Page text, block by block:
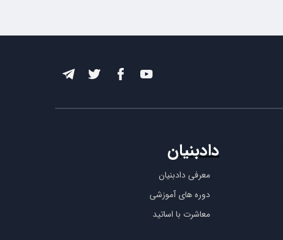
معرفی دادبنیان
دوره های آموزشی
معاشرت با اساتید
دادبنیان